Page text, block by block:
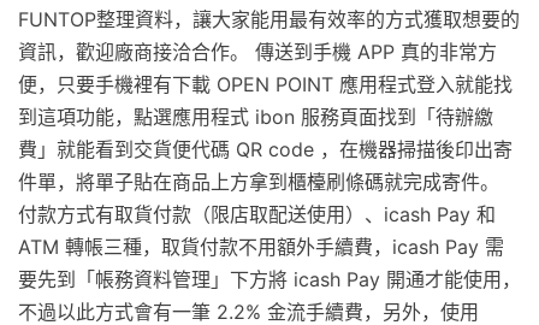
FUNTOP整理資料，讓大家能用最有效率的方式獲取想要的
資訊，歡迎廠商接洽合作。 傳送到手機 APP 真的非常方
便，只要手機裡有下載 OPEN POINT 應用程式登入就能找
到這項功能，點選應用程式 ibon 服務頁面找到「待辦繳
費」就能看到交貨便代碼 QR code ，在機器掃描後印出寄
件單，將單子貼在商品上方拿到櫃檯刷條碼就完成寄件。
付款方式有取貨付款（限店取配送使用）、icash Pay 和
ATM 轉帳三種，取貨付款不用額外手續費，icash Pay 需
要先到「帳務資料管理」下方將 icash Pay 開通才能使用，
不過以此方式會有一筆 2.2% 金流手續費，另外，使用